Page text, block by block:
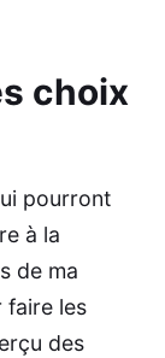
choix
pourront
à la
de ma
faire les
des